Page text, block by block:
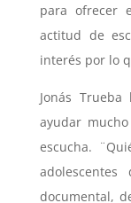
para ofrecer
actitud de
interés por lo
Jonás
ayudar
escucha.
documental,